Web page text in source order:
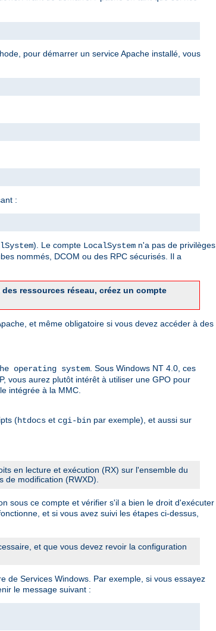
pour démarrer un service Apache installé, vous
:
). Le compte LocalSystem n'a pas de privilèges
nommés, DCOM ou des RPC sécurisés. Il a
ressources réseau, créez un compte
et même obligatoire si vous devez accéder à des
operating system . Sous Windows NT 4.0, ces
vous aurez plutôt intérêt à utiliser une GPO pour
intégrée à la MMC.
(htdocs et cgi-bin par exemple), et aussi sur
en lecture et exécution (RX) sur l'ensemble du
de modification (RWXD).
sous ce compte et vérifier s'il a bien le droit d'exécuter
et si vous avez suivi les étapes ci-dessus,
et que vous devez revoir la configuration
de Services Windows. Par exemple, si vous essayez
le message suivant :